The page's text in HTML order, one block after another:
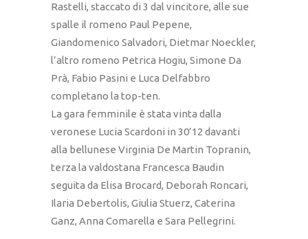
Rastelli, staccato di 3 dal vincitore, alle sue
spalle il romeno Paul Pepene,
Giandomenico Salvadori, Dietmar Noeckler,
l’altro romeno Petrica Hogiu, Simone Da
Prà, Fabio Pasini e Luca Delfabbro
completano la top-ten.
La gara femminile è stata vinta dalla
veronese Lucia Scardoni in 30’12 davanti
alla bellunese Virginia De Martin Topranin,
terza la valdostana Francesca Baudin
seguita da Elisa Brocard, Deborah Roncari,
Ilaria Debertolis, Giulia Stuerz, Caterina
Ganz, Anna Comarella e Sara Pellegrini.